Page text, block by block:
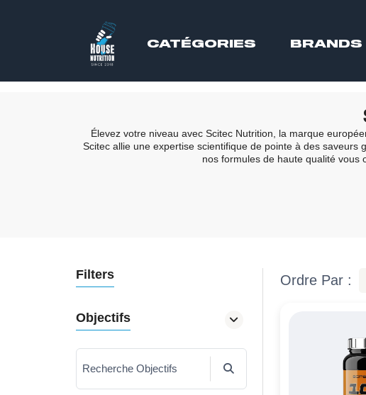
CATÉGORIES BRANDS
Élevez votre niveau avec Scitec Nutrition, la marque
Scitec allie une expertise scientifique de pointe à des
nos formules de haute qualité vous
Filters
Objectifs
Recherche Objectifs
Ordre Par :